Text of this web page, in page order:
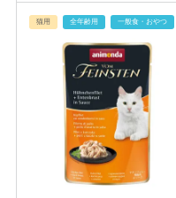
猫用 全年齢用 一般食・おやつ